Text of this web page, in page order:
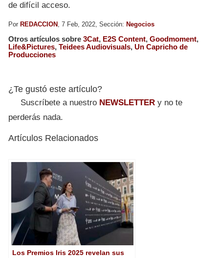
de difícil acceso.
Por REDACCION , 7 Feb, 2022, Sección: Negocios
Otros artículos sobre 3Cat, E2S Content, Goodmoment,
Life&Pictures, Teidees Audiovisuals, Un Capricho de
Producciones
¿Te gustó este artículo?
Suscríbete a nuestro NEWSLETTER y no te
perderás nada.
Artículos Relacionados
Los Premios Iris 2025 revelan sus